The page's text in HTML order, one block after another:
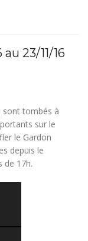
23/11/16
sont tombés à
sur le
le Gardon
depuis le
de 17h.